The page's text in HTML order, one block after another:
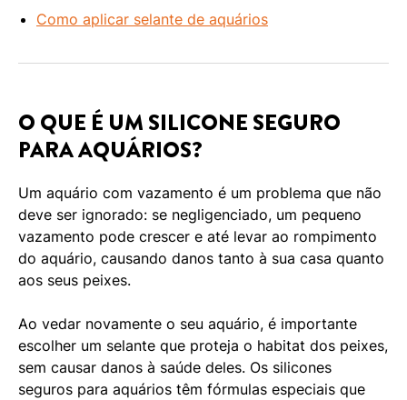
Como aplicar selante de aquários
O QUE É UM SILICONE SEGURO
PARA AQUÁRIOS?
Um aquário com vazamento é um problema que não
deve ser ignorado: se negligenciado, um pequeno
vazamento pode crescer e até levar ao rompimento
do aquário, causando danos tanto à sua casa quanto
aos seus peixes.
Ao vedar novamente o seu aquário, é importante
escolher um selante que proteja o habitat dos peixes,
sem causar danos à saúde deles. Os silicones
seguros para aquários têm fórmulas especiais que